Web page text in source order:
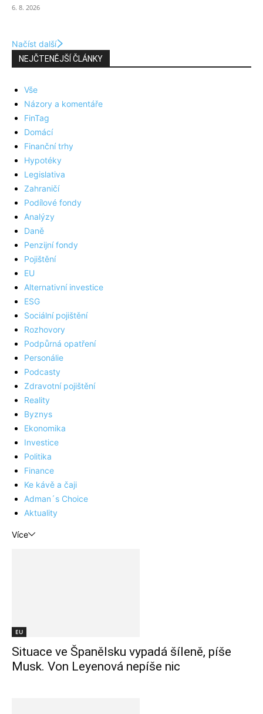
6. 8. 2026
Načíst další
NEJČTENĚJŠÍ ČLÁNKY
Vše
Názory a komentáře
FinTag
Domácí
Finanční trhy
Hypotéky
Legislativa
Zahraničí
Podílové fondy
Analýzy
Daně
Penzijní fondy
Pojištění
EU
Alternativní investice
ESG
Sociální pojištění
Rozhovory
Podpůrná opatření
Personálie
Podcasty
Zdravotní pojištění
Reality
Byznys
Ekonomika
Investice
Politika
Finance
Ke kávě a čaji
Adman´s Choice
Aktuality
Více
EU
Situace ve Španělsku vypadá šíleně, píše
Musk. Von Leyenová nepíše nic